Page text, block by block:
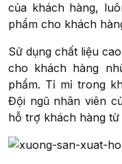
của khách hàng,
phẩm cho khách
Sử dụng chất liệu
cho khách hàng
phẩm. Tỉ mỉ trong
Đội ngũ nhân viên
hỗ trợ khách hàng